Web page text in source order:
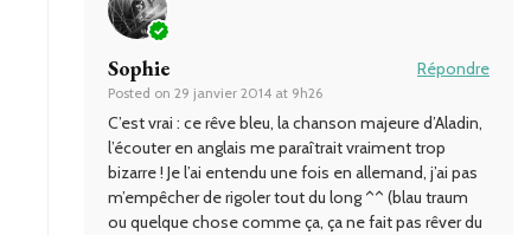
Sophie
Posted on 29 janvier 2014 at 9h26
Répondre
C’est vrai : ce rêve bleu, la chanson majeure d’Aladin,
l’écouter en anglais me paraîtrait vraiment trop
bizarre ! Je l’ai entendu une fois en allemand, j’ai pas
m’empêcher de rigoler tout du long ^^ (blau traum
ou quelque chose comme ça, ça ne fait pas rêver du